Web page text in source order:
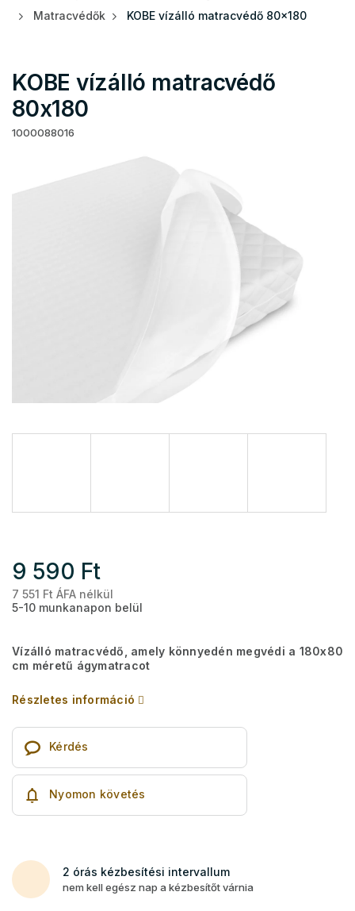
Matracvédők
KOBE vízálló matracvédő 80x180
KOBE vízálló matracvédő
80x180
1000088016
9 590 Ft
7 551 Ft ÁFA nélkül
5-10 munkanapon belül
Vízálló matracvédő, amely könnyedén megvédi a 180x80
cm méretű ágymatracot
Részletes információ
Kérdés
Nyomon követés
2 órás kézbesítési intervallum
nem kell egész nap a kézbesítőt várnia